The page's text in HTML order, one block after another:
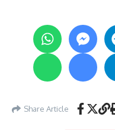
Share Article